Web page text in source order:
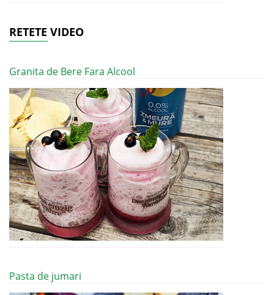
RETETE VIDEO
Granita de Bere Fara Alcool
Pasta de jumari